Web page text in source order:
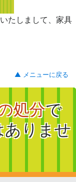
たしまして、家具
▲ メニューに戻る
処分で
ありませ